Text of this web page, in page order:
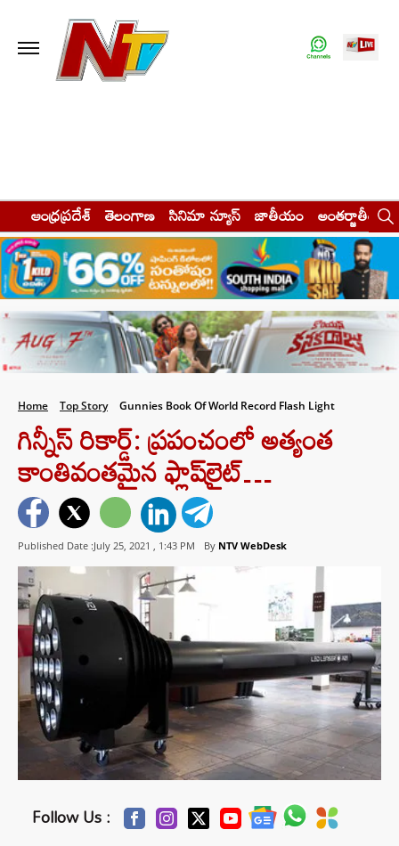
ఆంధ్రప్రదేశ్ తెలంగాణ సినిమా న్యూస్ జాతీయం అంతర్జాతీయం
Home Top Story Gunnies Book Of World Record Flash Light
గిన్నీస్ రికార్డ్‌: ప్ర‌పంచంలో అత్యంత
కాంతివంత‌మైన ఫ్లాష్‌లైట్‌…
Published Date :July 25, 2021 , 1:43 PM By NTV WebDesk
Follow Us :